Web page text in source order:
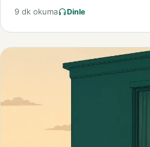
9 dk okuma Dinle